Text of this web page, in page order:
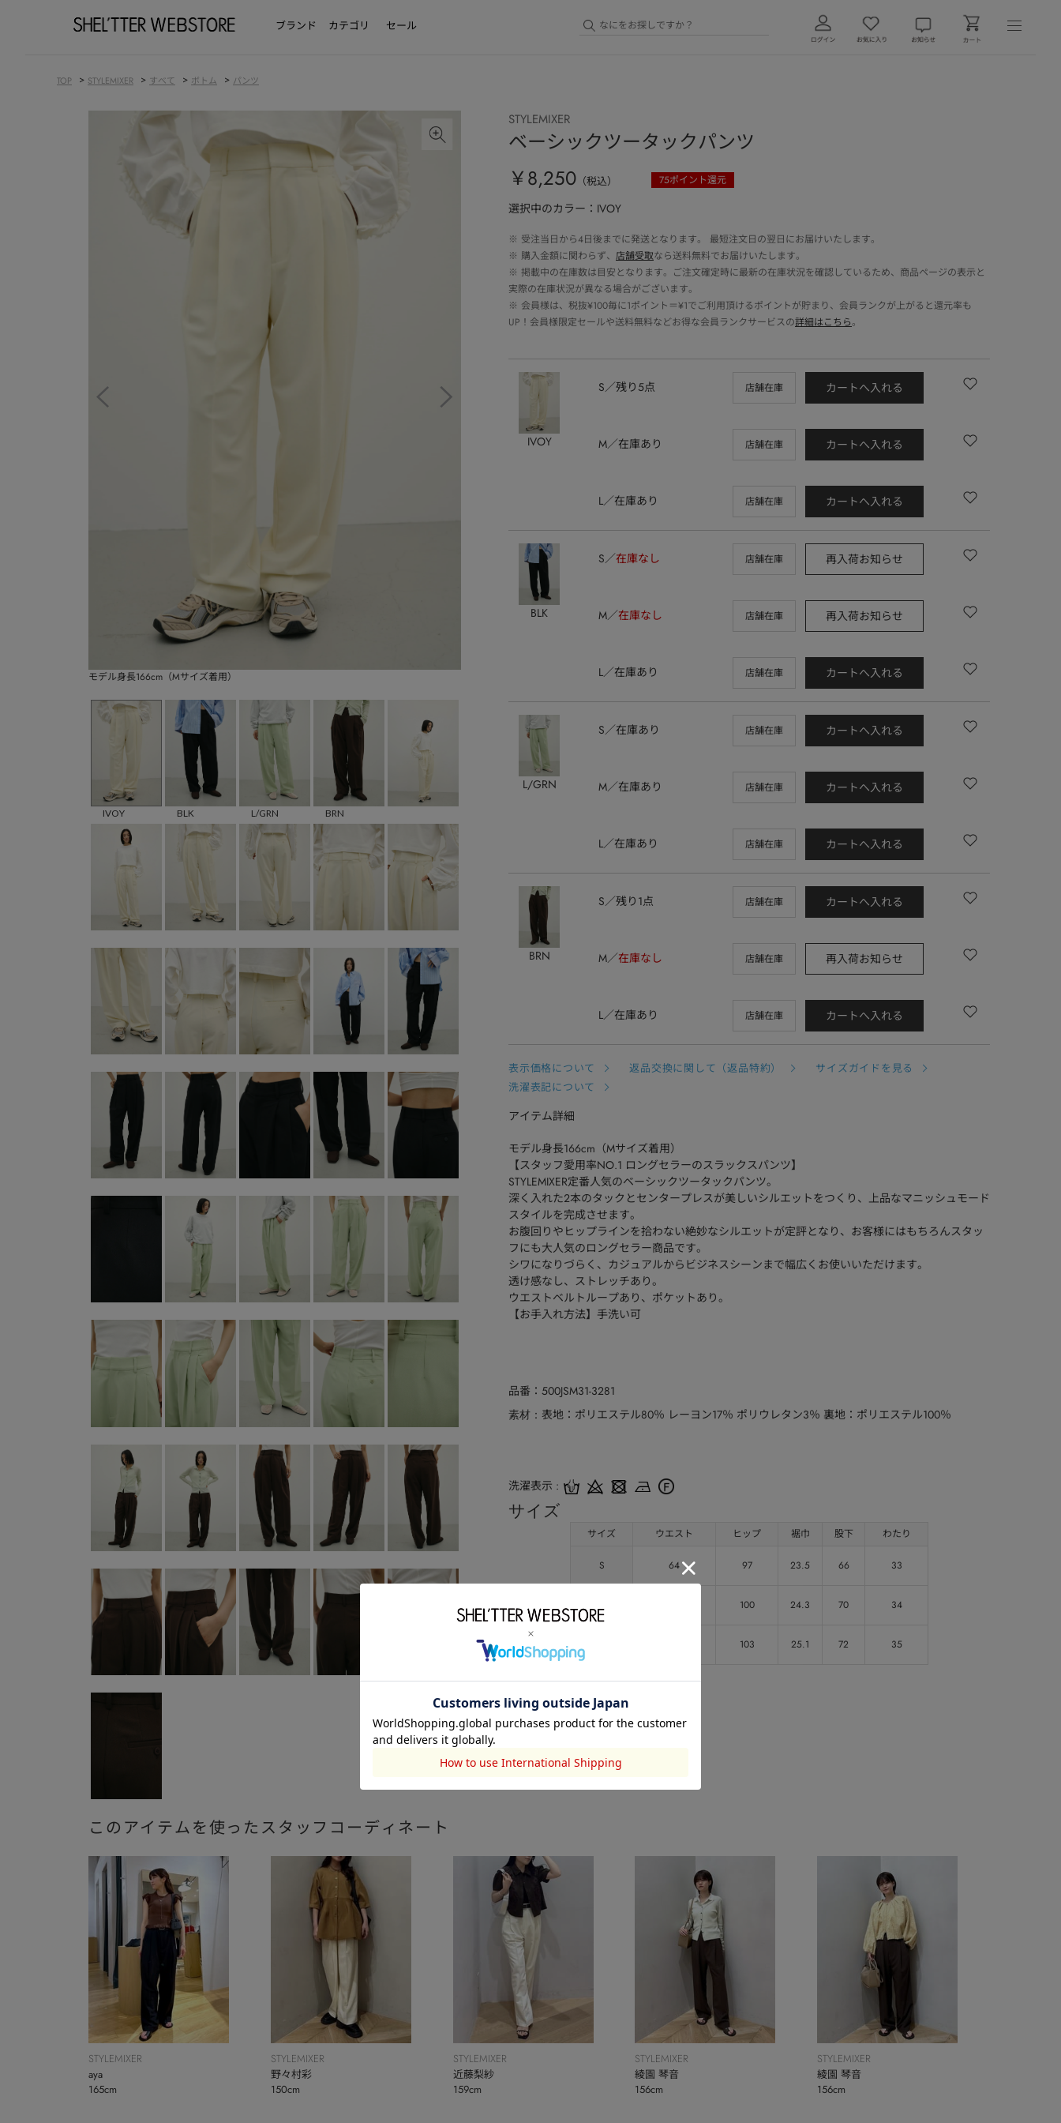
ブランド カテゴリ セール
TOP > STYLEMIXER > すべて > ボトム > パンツ
モデル身長166cm（Mサイズ着用）
IVOY BLK L/GRN BRN
STYLEMIXER
ベーシックツータックパンツ
￥8,250 （税込） 75ポイント還元
選択中のカラー：IVOY
※ 受注当日から4日後までに発送となります。 最短注文日の翌日にお届けいたします。
※ 購入金額に関わらず、 店舗受取なら送料無料でお届けいたします。
※ 掲載中の在庫数は目安となります。ご注文確定時に最新の在庫状況を確認しているため、商品ページの表示と
実際の在庫状況が異なる場合がございます。
※ 会員様は、税抜¥100毎に1ポイント＝¥1でご利用頂けるポイントが貯まり、会員ランクが上がると還元率も
UP！会員様限定セールや送料無料などお得な会員ランクサービスの詳細はこちら。
IVOY
S 残り5点 店舗在庫 カートへ入れる
M 在庫あり 店舗在庫 カートへ入れる
L 在庫あり 店舗在庫 カートへ入れる
BLK
S 在庫なし 店舗在庫 再入荷お知らせ
M 在庫なし 店舗在庫 再入荷お知らせ
L 在庫あり 店舗在庫 カートへ入れる
L/GRN
S 在庫あり 店舗在庫 カートへ入れる
M 在庫あり 店舗在庫 カートへ入れる
L 在庫あり 店舗在庫 カートへ入れる
BRN
S 残り1点 店舗在庫 カートへ入れる
M 在庫なし 店舗在庫 再入荷お知らせ
L 在庫あり 店舗在庫 カートへ入れる
表示価格について 返品交換に関して（返品特約）
サイズガイドを見る
洗濯表記について
アイテム詳細
モデル身長166cm（Mサイズ着用）
【スタッフ愛用率NO.1 ロングセラーのスラックスパンツ】
STYLEMIXER定番人気のベーシックツータックパンツ。
深く入れた２本のタックとセンタープレスが美しいシルエットをつくり、上品なマニッシュモード
スタイルを完成させます。
お腹回りやヒップラインを拾わない絶妙なシルエットが定評となり、お客様にはもちろんスタッ
フにも大人気のロングセラー商品です。
シワになりづらく、カジュアルからビジネスシーンまで幅広くお使いいただけます。
透け感なし、ストレッチあり。
ウエストベルトループあり、ポケットあり。
【お手入れ方法】手洗い可
品番 500JSM31-3281
素材 表地：ポリエステル80％ レーヨン17％ ポリウレタン3％ 裏地：ポリエステル100％
洗濯表示
サイズ
サイズ ウエスト ヒップ 裾巾 股下 わたり
S 64 97 23.5 66 33
100 24.3 70 34
103 25.1 72 35
このアイテムを使ったスタッフコーディネート
STYLEMIXER
aya
165cm
STYLEMIXER
野々村彩
150cm
STYLEMIXER
近藤梨紗
159cm
STYLEMIXER
綾園 琴音
156cm
STYLEMIXER
綾園 琴音
156cm